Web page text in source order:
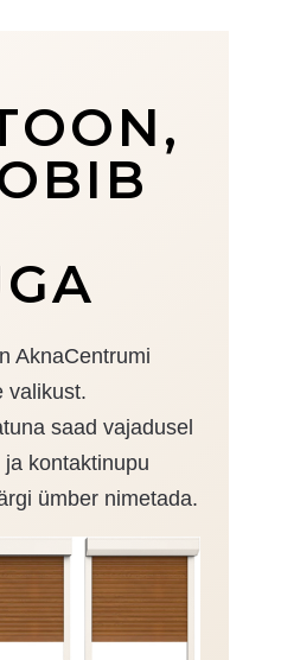
AknaCentrumi
valikust.
saad vajadusel
kontaktinupu
ümber nimetada.